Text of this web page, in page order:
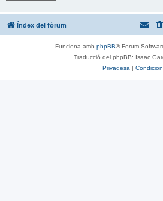
Índex del fòrum
Funciona amb phpBB® Forum
Traducció del phpBB: Isaac
Privadesa